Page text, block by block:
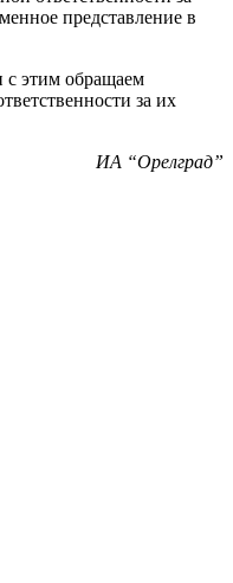
представление в
с этим обращаем
за их
ИА “Орелград”